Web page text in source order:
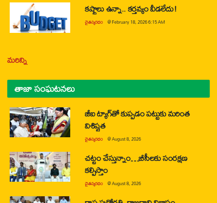
కష్టాలు ఉన్నా.. కర్తవ్యం వీడలేదు!
చైతన్యరధం @February 18, 2026 6:15 AM
మరిన్ని
తాజా సంఘటనలు
జీఐ ట్యాగ్‌తో కుప్పడం పట్టుకు మరింత
విశిష్టత
చైతన్యరధం @August 8, 2026
చట్టం చేస్తున్నాం…బీసీలకు సంరక్షణ
కల్పిస్తాం
చైతన్యరధం @August 8, 2026